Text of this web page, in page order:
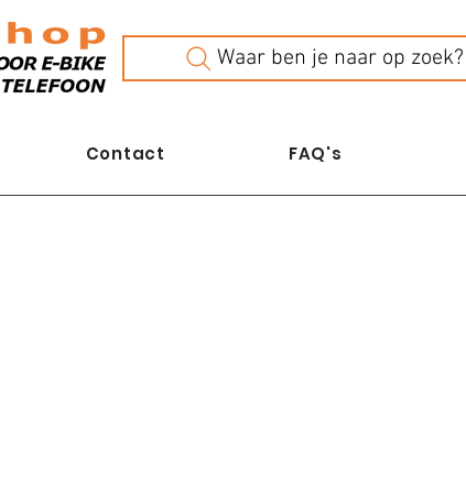
Waar ben je naar op zoek?
Contact FAQ's